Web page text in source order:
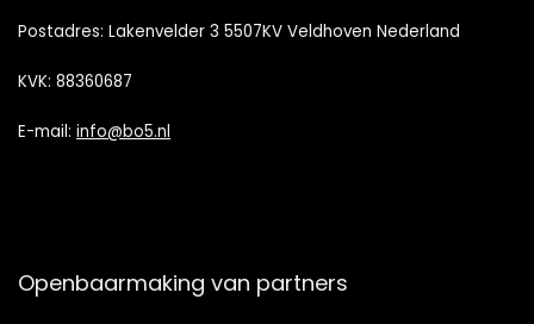
Postadres: Lakenvelder 3 5507KV Veldhoven Nederland
KVK: 88360687
E-mail: info@bo5.nl
Openbaarmaking van partners